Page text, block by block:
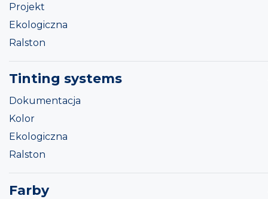
Projekt
Ekologiczna
Ralston
Tinting systems
Dokumentacja
Kolor
Ekologiczna
Ralston
Farby